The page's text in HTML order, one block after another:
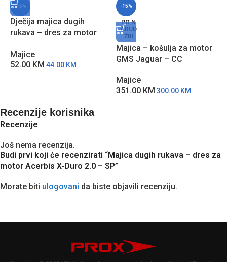
-15%
Dječija majica dugih
rukava – dres za motor
PB
Majice
52.00KM44.00 KM
-15%
PO N
ARUD
ŽBI
Majica – košulja za motor
GMS Jaguar – CC
Majice
351.00KM300.00 KM
Recenzije korisnika
Recenzije
Još nema recenzija.
Budi prvi koji će recenzirati “Majica dugih rukava – dres za
motor Acerbis X-Duro 2.0 – SP”
Morate biti ulogovani da biste objavili recenziju.